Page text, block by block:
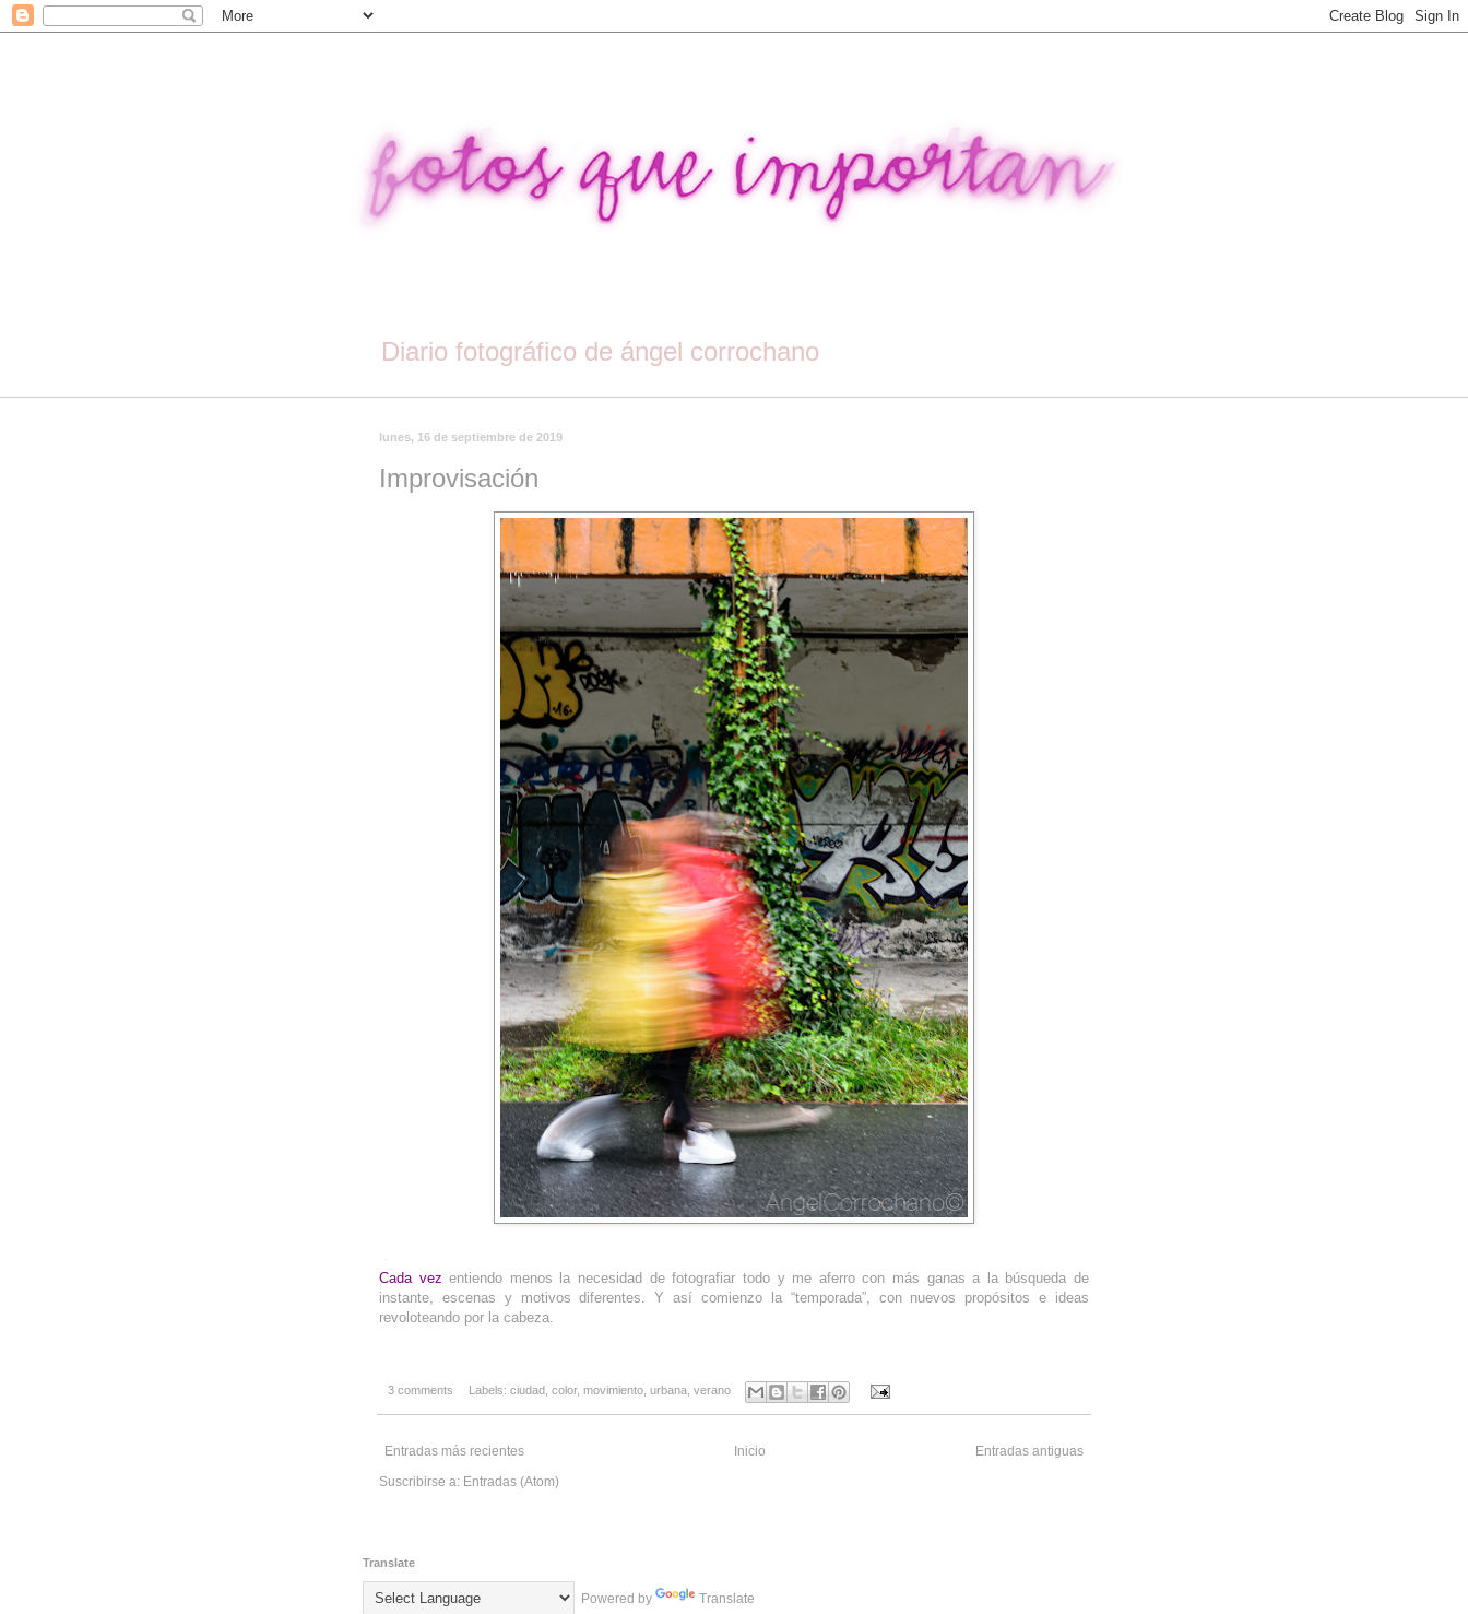
Diario fotográfico de ángel corrochano
lunes, 16 de septiembre de 2019
Improvisación
Cada vez entiendo menos la necesidad de fotografiar todo y me aferro con más ganas a la búsqueda de
instante, escenas y motivos diferentes. Y así comienzo la “temporada”, con nuevos propósitos e ideas
revoloteando por la cabeza.
3 comments Labels: ciudad color, movimiento, urbana, verano
Entradas más recientes Entradas antiguas
Inicio
Suscribirse a: Entradas (Atom)
Translate
Powered by Translate